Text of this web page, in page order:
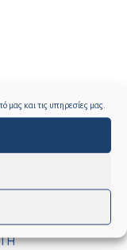
μας και τις υπηρεσίες μας.